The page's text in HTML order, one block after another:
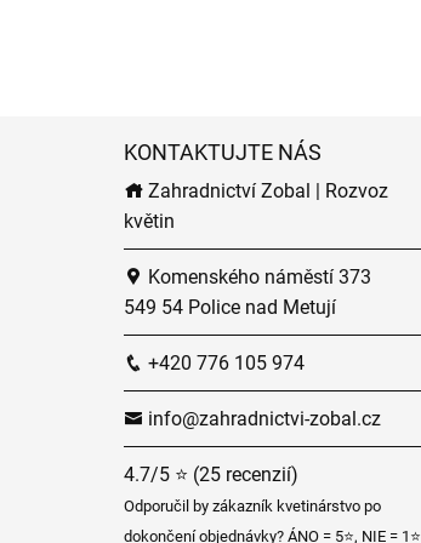
KONTAKTUJTE NÁS
Zahradnictví Zobal | Rozvoz
květin
Komenského náměstí 373
549 54 Police nad Metují
+420 776 105 974
info@zahradnictvi-zobal.cz
4.7/5 ⭐ (25 recenzií)
Odporučil by zákazník kvetinárstvo po
dokončení objednávky? ÁNO = 5⭐, NIE = 1⭐